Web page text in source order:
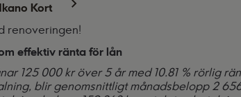
Kort
renoveringen!
effektiv ränta för lån
125 000 kr över 5 år med 10.81 % rörlig
blir genomsnittligt månadsbelopp 2